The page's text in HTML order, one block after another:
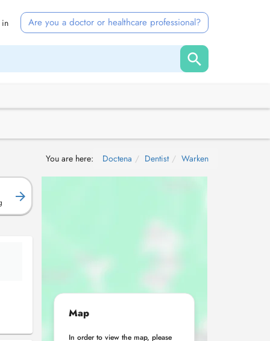
in Are you a doctor or healthcare professional?
You are here: Doctena Dentist Warken
Map
In order to view the map, please